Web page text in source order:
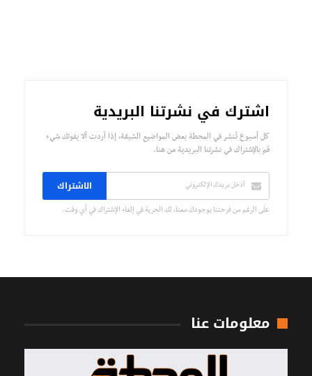
اشترك في نشرتنا البريدية
كل أسبوع تُنشر في المحطة بعض المواضيع الشيقة، إذا أردت ألا يفوتك شيء
قم بالإشتراك في نشرتنا البريدية من هنا.
الاشتراك
على الرغم من فرحتنا بوجودك معنا، لك الحرية في إلغاء الإشتراك في أي وقت.
معلومات عنا